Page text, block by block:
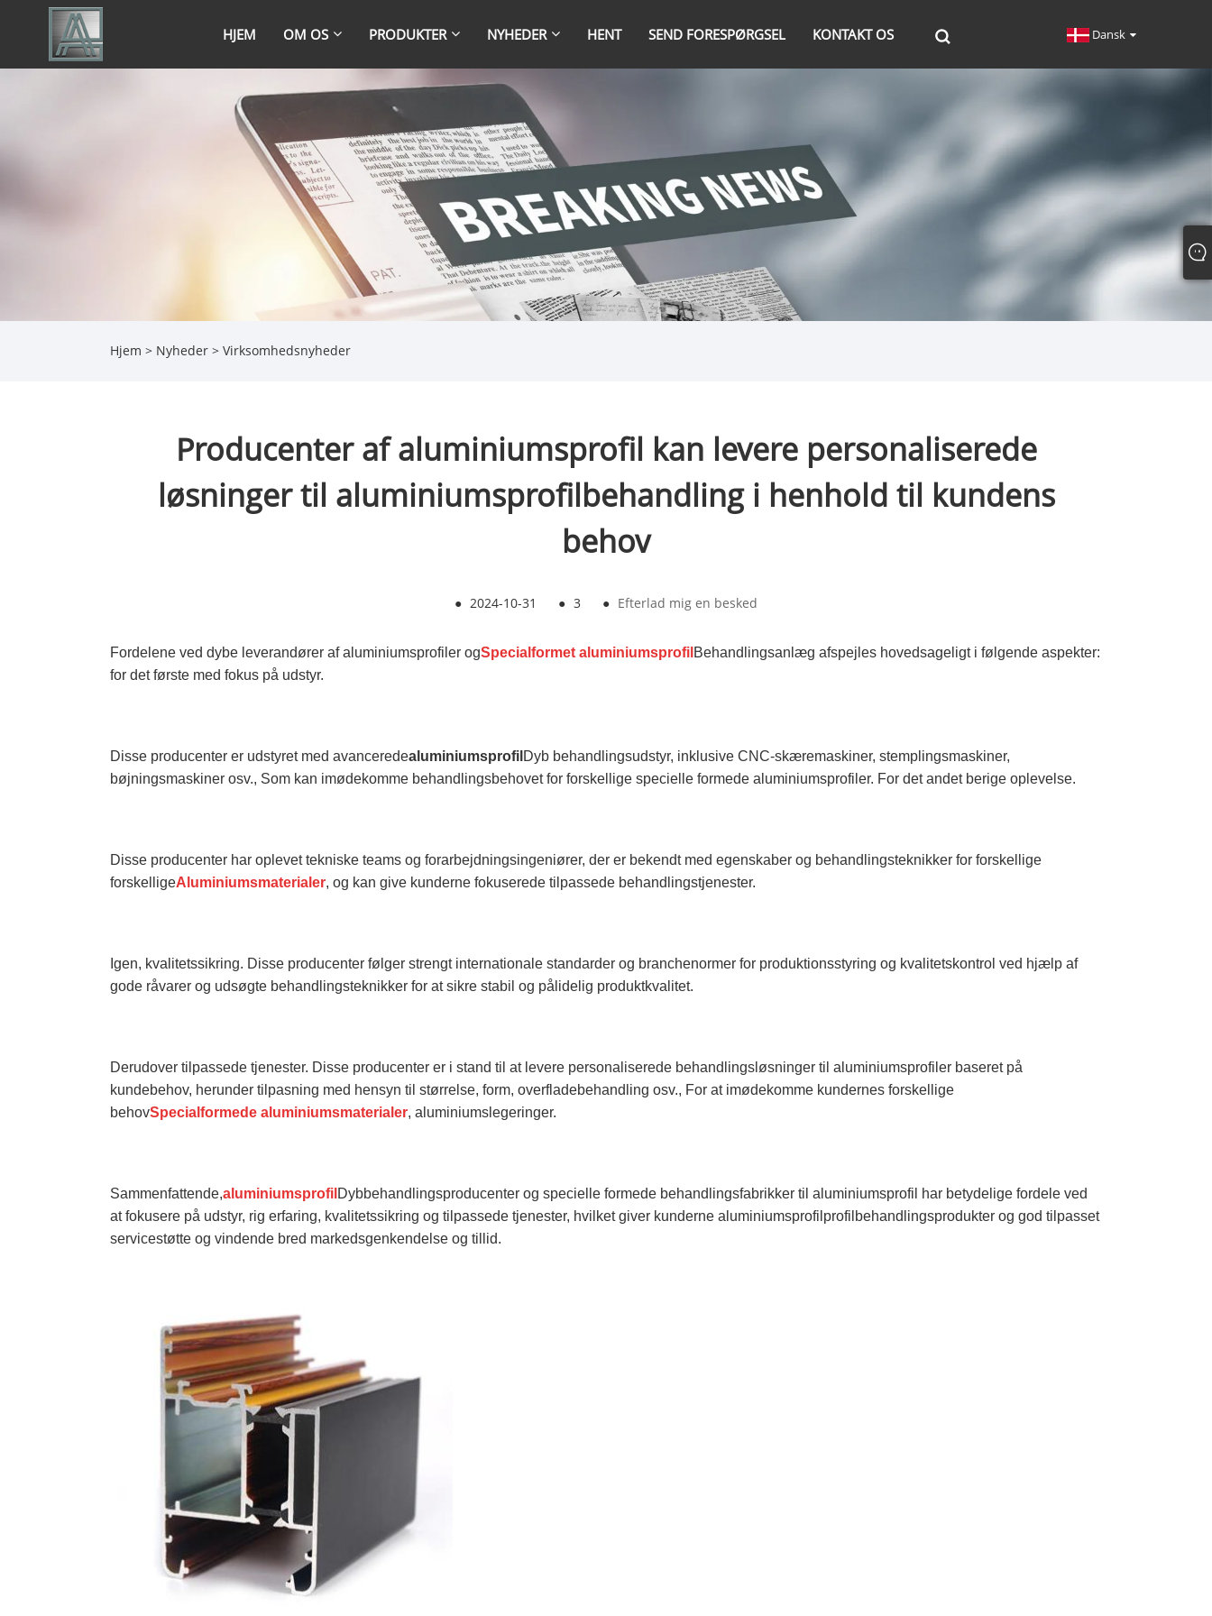
HJEM OM OS PRODUKTER NYHEDER HENT SEND FORESPØRGSEL KONTAKT OS Dansk
Hjem > Nyheder > Virksomhedsnyheder
Producenter af aluminiumsprofil kan levere personaliserede
løsninger til aluminiumsprofilbehandling i henhold til kundens
behov
● 2024-10-31 ● 3 ● Efterlad mig en besked
Fordelene ved dybe leverandører af aluminiumsprofiler ogSpecialformet aluminiumsprofil Behandlingsanlæg afspejles hovedsageligt i følgende aspekter:
for det første med fokus på udstyr.
Disse producenter er udstyret med avanceredealuminiumsprofil Dyb behandlingsudstyr, inklusive CNC-skæremaskiner, stemplingsmaskiner,
bøjningsmaskiner osv., Som kan imødekomme behandlingsbehovet for forskellige specielle formede aluminiumsprofiler. For det andet berige oplevelse.
Disse producenter har oplevet tekniske teams og forarbejdningsingeniører, der er bekendt med egenskaber og behandlingsteknikker for forskellige
forskelligeAluminiumsmaterialer, og kan give kunderne fokuserede tilpassede behandlingstjenester.
Igen, kvalitetssikring. Disse producenter følger strengt internationale standarder og branchenormer for produktionsstyring og kvalitetskontrol ved hjælp af
gode råvarer og udsøgte behandlingsteknikker for at sikre stabil og pålidelig produktkvalitet.
Derudover tilpassede tjenester. Disse producenter er i stand til at levere personaliserede behandlingsløsninger til aluminiumsprofiler baseret på
kundebehov, herunder tilpasning med hensyn til størrelse, form, overfladebehandling osv., For at imødekomme kundernes forskellige
behovSpecialformede aluminiumsmaterialer, aluminiumslegeringer.
Sammenfattende,aluminiumsprofil Dybbehandlingsproducenter og specielle formede behandlingsfabrikker til aluminiumsprofil har betydelige fordele ved
at fokusere på udstyr, rig erfaring, kvalitetssikring og tilpassede tjenester, hvilket giver kunderne aluminiumsprofilprofilbehandlingsprodukter og god tilpasset
servicestøtte og vindende bred markedsgenkendelse og tillid.